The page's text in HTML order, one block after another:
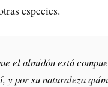
especies.
el almidón está
y por su naturaleza